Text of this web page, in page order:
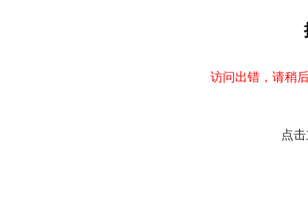
访问出错，请稍
点